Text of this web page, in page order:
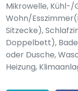
Mikrowelle, Kühl-/
Wohn/
Sitzecke),
Doppelbett),
oder Dusche,
Heizung,